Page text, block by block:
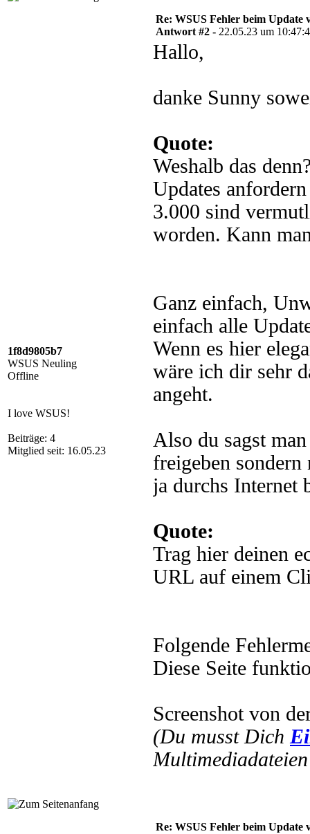
1f8d9805b7
WSUS Neuling
Offline
I love WSUS!
Beiträge: 4
Mitglied seit: 16.05.23
Re: WSUS Fehler beim Update
Antwort #2 - 22.05.23 um
Hallo,
danke Sunny
Quote:
Weshalb das
Updates
3.000 sind
worden. Kann
Ganz einfach,
einfach alle
Wenn es hier
wäre ich dir sehr
angeht.
Also du sagst
freigeben
ja durchs Internet
Quote:
Trag hier deinen
URL auf einem
Folgende
Diese Seite
Screenshot von
(Du musst Dich
Re: WSUS Fehler beim Update